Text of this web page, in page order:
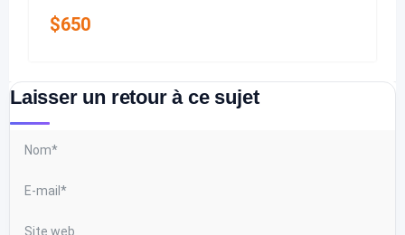
$650
Laisser un retour à ce sujet